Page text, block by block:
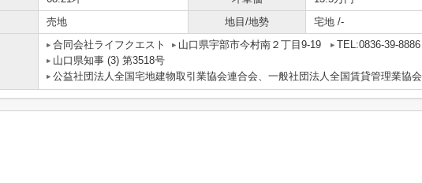
売地 地目/地勢 宅地 /-
合同会社ライフクエスト 山口県宇部市今村南２丁目9-19
TEL:0836-39-8886
山口県知事 (3) 第3518号
公益社団法人全国宅地建物取引業協会連合会、一般社団法人全国賃貸管理業協会